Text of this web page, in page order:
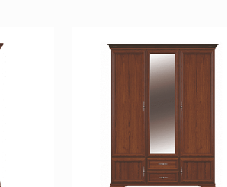
Популярные
Угловые шкафы